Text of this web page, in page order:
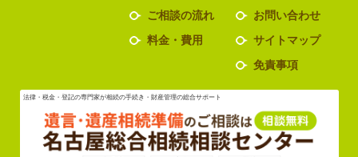
ご相談の流れ
料金・費用
お問い合わせ
サイトマップ
免責事項
法律・税金・登記の専門家が相続の手続き・財産管理の総合サポート